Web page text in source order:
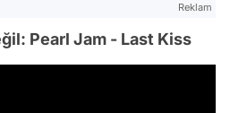
Reklam
Pearl Jam - Last Kiss